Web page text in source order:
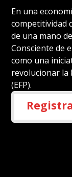
En una
competitividad
de una mano
Consciente de
como una
revolucionar la
(EFP).